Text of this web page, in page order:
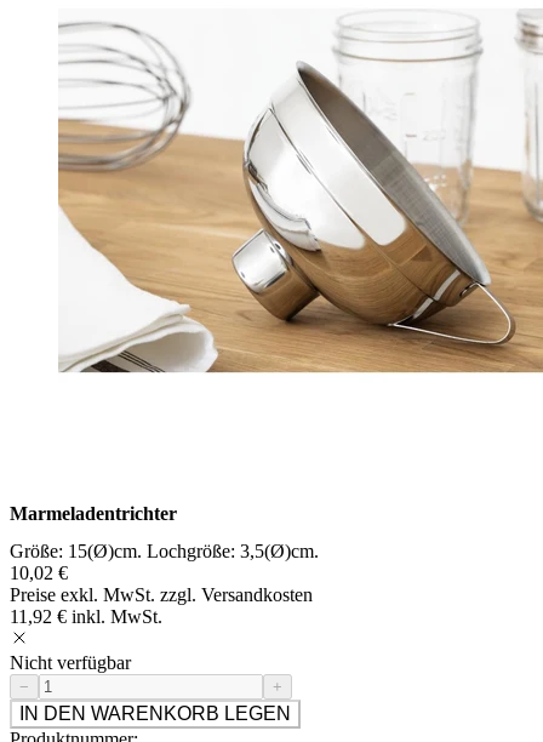
Marmeladentrichter
Größe: 15(Ø)cm. Lochgröße: 3,5(Ø)cm.
10,02 €
Preise exkl. MwSt. zzgl. Versandkosten
11,92 € inkl. MwSt.
Nicht verfügbar
− +
IN DEN WARENKORB LEGEN